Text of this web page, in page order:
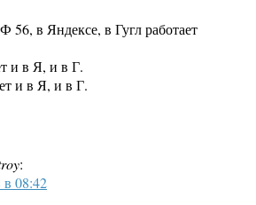
56, в Яндексе, в Гугл работает
и в Я, и в Г.
и в Я, и в Г.
:
в 08:42